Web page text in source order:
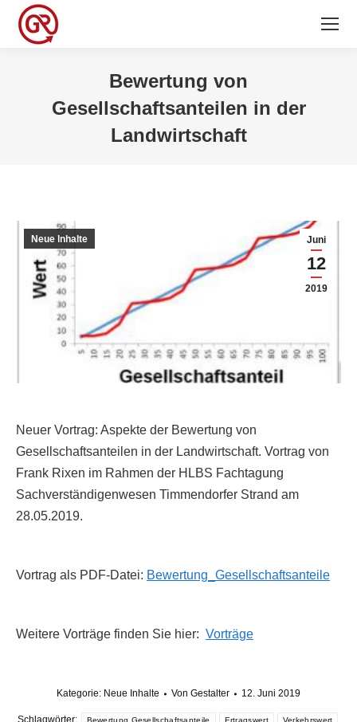
Bewertung von
Gesellschaftsanteilen in der
Landwirtschaft
Juni
12
2019
Neue Inhalte
Neuer Vortrag: Aspekte der Bewertung von
Gesellschaftsanteilen in der Landwirtschaft. Vortrag von
Frank Rixen im Rahmen der HLBS Fachtagung
Sachverständigenwesen Timmendorfer Strand am
28.05.2019.
Vortrag als PDF-Datei: Bewertung_Gesellschaftsanteile
Weitere Vorträge finden Sie hier: Vorträge
Kategorie: Neue Inhalte Von Gestalter 12. Juni 2019
Schlagwörter: Bewertung Gesellschaftsanteile Ertragswert Verkehrswert